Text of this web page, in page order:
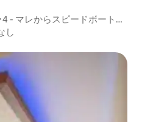
- マレからスピードボートで
し